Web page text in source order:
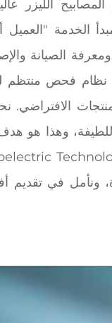
الليزر
"العميل
الصيانة
نظام فحص
الافتراضي.
ونأمل في تقديم